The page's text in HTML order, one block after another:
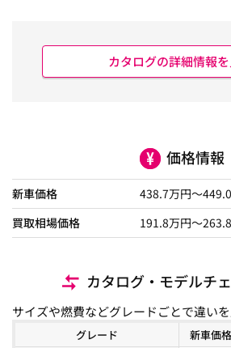
カタログの詳細情報
価格情報
新車価格 438.7万円～449.0
買取相場価格
191.8万円〜263.8
カタログ・モデルチ
サイズや燃費などグレードごとで違い
グレード 新車価格